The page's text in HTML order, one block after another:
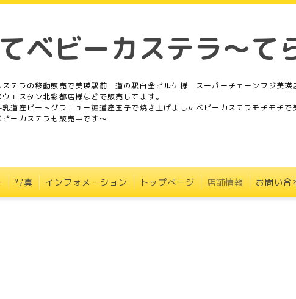
ベビーカステラ～て
ステラの移動販売で美瑛駅前 道の駅白金ビルケ様 スーパーチェーンフジ美
エスタン北彩都店様などで販売してます。
道産ビートグラニュー糖道産玉子で焼き上げましたベビーカステラモチモチで
ーカステラも販売中です〜
写真 インフォメーション トップページ 店舗情報 お問い合